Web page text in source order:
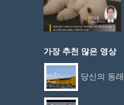
가장 추천 많은 영상
당신의 동래